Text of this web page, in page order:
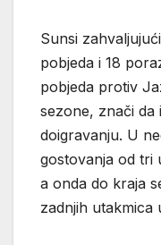
Sunsi
pobjeda i 18
pobjeda protiv
sezone, znači da
doigravanju. U
gostovanja od tri
a onda do kraja
zadnjih utakmica